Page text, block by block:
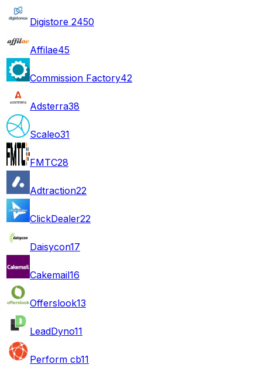
Digistore 2450
Affilae45
Commission Factory42
Adsterra38
Scaleo31
FMTC28
Adtraction22
ClickDealer22
Daisycon17
Cakemail16
Offerslook13
LeadDyno11
Perform cb11